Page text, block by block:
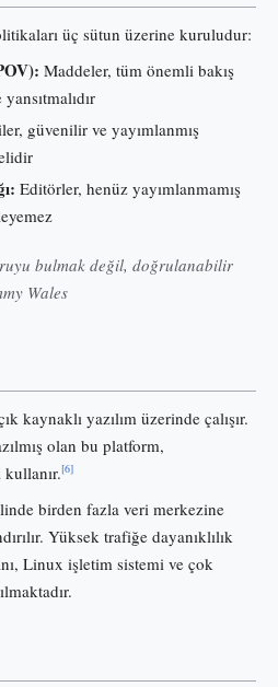
üç sütun üzerine kuruludur:
Maddeler, tüm önemli bakış
güvenilir ve yayımlanmış
Editörler, henüz yayımlanmamış
bulmak değil, doğrulanabilir
Wales
kaynaklı yazılım üzerinde çalışır.
olan bu platform,
[6]
birden fazla veri merkezine
Yüksek trafiğe dayanıklılık
Linux işletim sistemi ve çok